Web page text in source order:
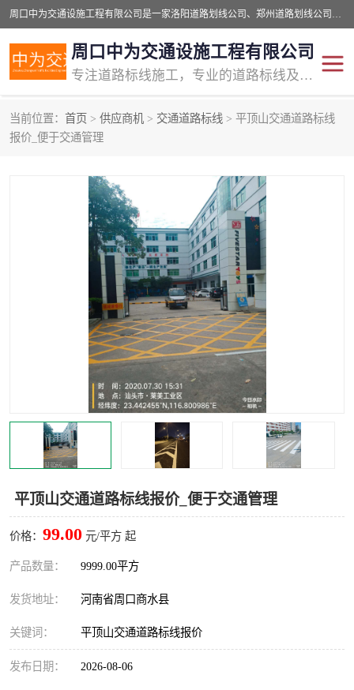
周口中为交通设施工程有限公司是一家洛阳道路划线公司、郑州道路划线公司、平顶山道路车位划线公司、开封车位划线公司、许昌道路车位划线公司、漯河道路车位划线公司，公司始终坚持“诚信、匠心、专注”的宗旨；我们的经营理念是：的服务。
周口中为交通设施工程有限公司
专注道路标线施工，专业的道路标线及交通设施施工服务商!
当前位置： 首页 > 供应商机 > 交通道路标线 > 平顶山交通道路标线
报价_便于交通管理
平顶山交通道路标线报价_便于交通管理
价格： 99.00 元/平方 起
产品数量： 9999.00平方
发货地址： 河南省周口商水县
关键词： 平顶山交通道路标线报价
发布日期： 2026-08-06
交通道路标线
道路标线划线 马路标线
道路划线